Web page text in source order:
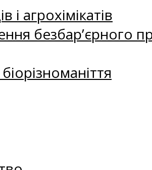
агрохімікатів
безбар’єрного